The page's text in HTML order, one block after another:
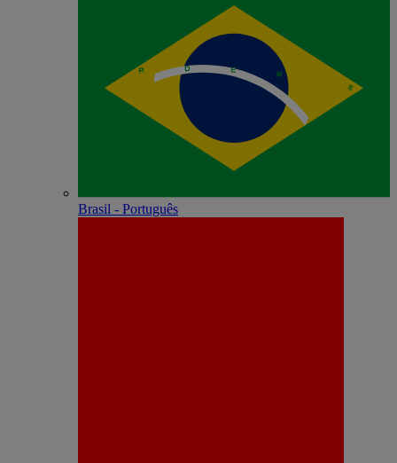
Brasil - Português